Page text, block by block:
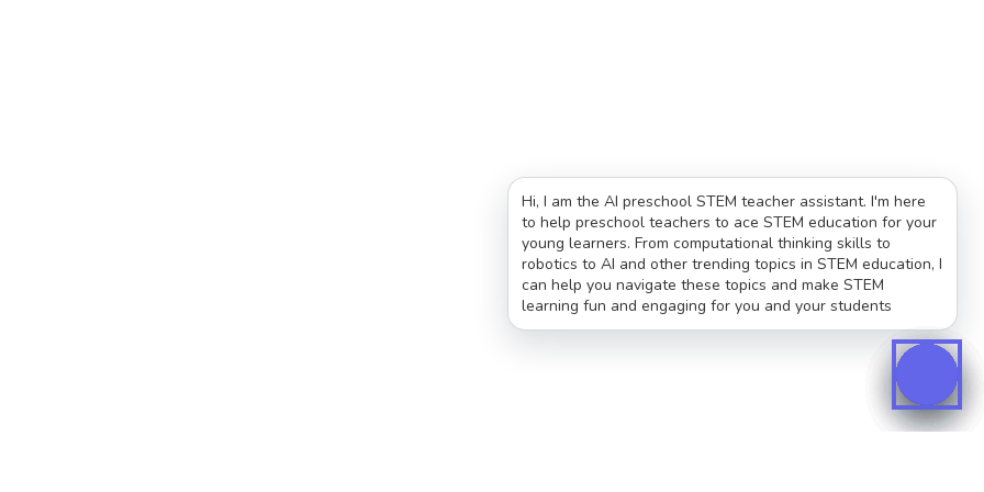
Hi, I am the AI preschool STEM teacher assistant. I'm here
to help preschool teachers to ace STEM education for your
young learners. From computational thinking skills to
robotics to AI and other trending topics in STEM education, I
can help you navigate these topics and make STEM
learning fun and engaging for you and your students